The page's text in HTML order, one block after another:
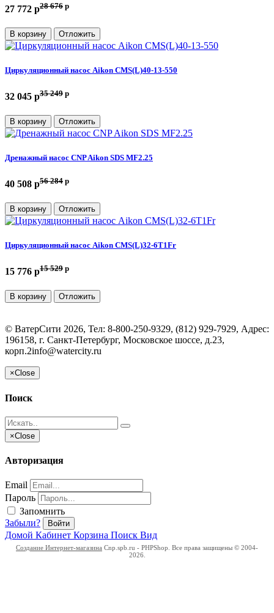
27 772 p28 676 p
В корзину Отложить
Циркуляционный насос Aikon CMS(L)40-13-550
32 045 p35 249 p
В корзину Отложить
Дренажный насос CNP Aikon SDS MF2.25
40 508 p56 284 p
В корзину Отложить
Циркуляционный насос Aikon CMS(L)32-6T1Fr
15 776 p15 529 p
В корзину Отложить
© ВатерСити 2026, Тел: 8-800-250-9329, (812) 929-7929, Адрес:
196158, г. Санкт-Петербург, Московское шоссе, д.23,
корп.2info@watercity.ru
×Close
Поиск
×Close
Авторизация
Email
Пароль
Запомнить
Забыли?
Войти
Домой Кабинет Корзина Поиск Вид
Создание Интернет-магазина Cnp.spb.ru - PHPShop. Все права защищены © 2004-
2026.